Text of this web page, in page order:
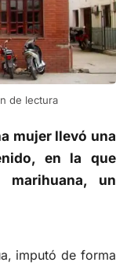
de lectura
mujer llevó una
en la que
un
imputó de forma